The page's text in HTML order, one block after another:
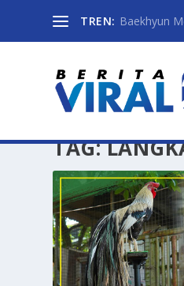
TREN: Baekhyun
TAG: